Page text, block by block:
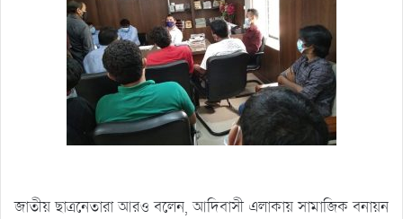
জাতীয় ছাত্রনেতারা আরও বলেন, আদিবাসী এলাকায় সামাজিক বনায়ন